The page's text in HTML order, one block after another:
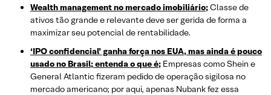
Wealth management no mercado imobiliário;Classe de
ativos tão grande e relevante deve ser gerida de forma a
maximizar seu potencial de rentabilidade.
‘IPO confidencial’ ganha força nos EUA, mas ainda é pouco
usado no Brasil; entenda o que é; Empresas como Shein e
General Atlantic fizeram pedido de operação sigilosa no
mercado americano; por aqui, apenas Nubank fez essa